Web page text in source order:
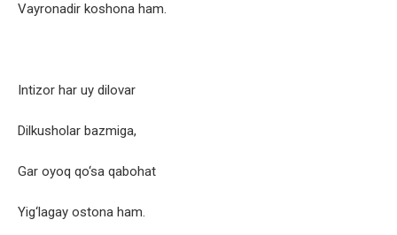
Vayronadir koshona ham.
Intizor har uy dilovar
Dilkusholar bazmiga,
Gar oyoq qo‘sa qabohat
Yig‘lagay ostona ham.